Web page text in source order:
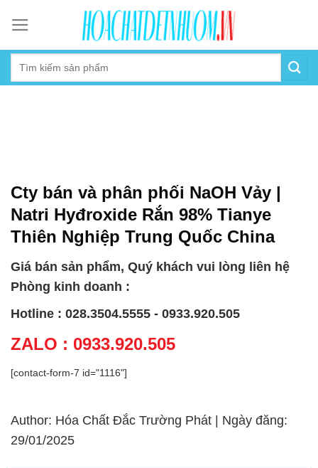
content
Cty bán và phân phối NaOH Vảy |
Natri Hyđroxide Rắn 98% Tianye
Thiên Nghiệp Trung Quốc China
Giá bán sản phẩm, Quý khách vui lòng liên hệ
Phòng kinh doanh :
Hotline : 028.3504.5555 - 0933.920.505
ZALO : 0933.920.505
[contact-form-7 id="1116"]
Author: Hóa Chất Đắc Trường Phát | Ngày đăng:
29/01/2025